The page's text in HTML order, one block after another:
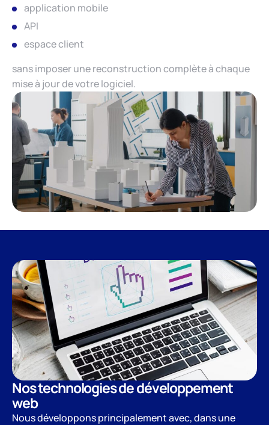
application mobile
API
espace client
sans imposer une reconstruction complète à chaque
mise à jour de votre logiciel.
Nos technologies de développement
web
Nous développons principalement avec, dans une